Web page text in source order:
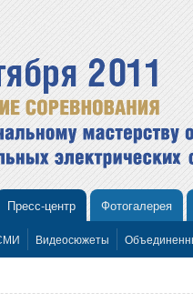
Пресс-центр Фотогалерея
Видеосюжеты